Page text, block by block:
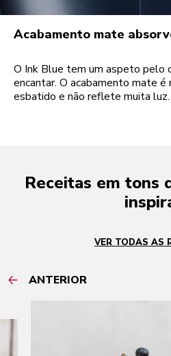
Acabamento mate
O Ink Blue tem um aspeto pelo
encantar. O acabamento mate
esbatido e não reflete muita luz.
Receitas em tons
VER TODAS AS
ANTERIOR